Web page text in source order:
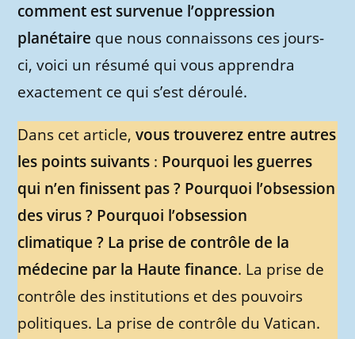
comment est survenue l’oppression
planétaire que nous connaissons ces jours-
ci, voici un résumé qui vous apprendra
exactement ce qui s’est déroulé.
Dans cet article,vous trouverez entre autres
les points suivants : Pourquoi les guerres
qui n’en finissent pas ? Pourquoi l’obsession
des virus ? Pourquoi l’obsession
climatique ? La prise de contrôle de la
médecine par la Haute finance. La prise de
contrôle des institutions et des pouvoirs
politiques. La prise de contrôle du Vatican.